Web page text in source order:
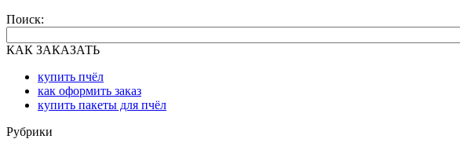
Поиск:
КАК ЗАКАЗАТЬ
купить пчёл
как оформить заказ
купить пакеты для пчёл
Рубрики